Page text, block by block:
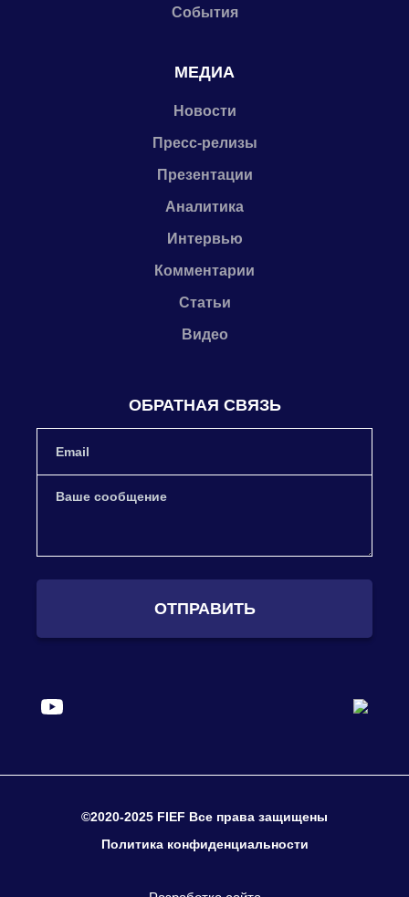
События
МЕДИА
Новости
Пресс-релизы
Презентации
Аналитика
Интервью
Комментарии
Статьи
Видео
ОБРАТНАЯ СВЯЗЬ
ОТПРАВИТЬ
©2020-2025 FIEF Все права защищены
Политика конфиденциальности